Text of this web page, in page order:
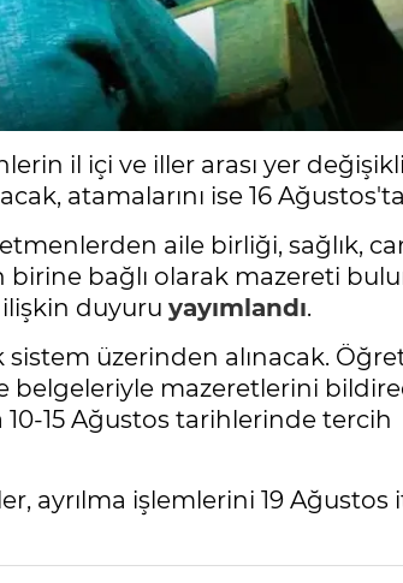
il içi ve iller arası yer
atamalarını ise 16
aile birliği, sağlık,
bağlı olarak mazereti
duyuru yayımlandı.
sistem üzerinden alınacak.
belgeleriyle mazeretlerini
15 Ağustos tarihlerinde tercih
ayrılma işlemlerini 19 Ağustos